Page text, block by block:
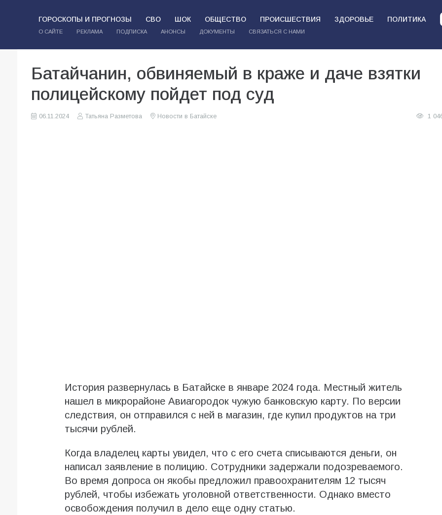
ГОРОСКОПЫ И ПРОГНОЗЫ СВО ШОК ОБЩЕСТВО ПРОИСШЕСТВИЯ ЗДОРОВЬЕ ПОЛИТИКА
О САЙТЕ РЕКЛАМА ПОДПИСКА АНОНСЫ ДОКУМЕНТЫ СВЯЗАТЬСЯ С НАМИ
Батайчанин, обвиняемый в краже и даче взятки
полицейскому пойдет под суд
06.11.2024 Татьяна Разметова Новости в Батайске 1
История развернулась в Батайске в январе 2024 года. Местный житель
нашел в микрорайоне Авиагородок чужую банковскую карту. По версии
следствия, он отправился с ней в магазин, где купил продуктов на три
тысячи рублей.
Когда владелец карты увидел, что с его счета списываются деньги, он
написал заявление в полицию. Сотрудники задержали подозреваемого.
Во время допроса он якобы предложил правоохранителям 12 тысяч
рублей, чтобы избежать уголовной ответственности. Однако вместо
освобождения получил в дело еще одну статью.